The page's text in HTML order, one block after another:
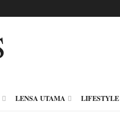
LENSA UTAMA LIFESTYLE